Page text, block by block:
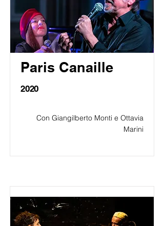
Paris Canaille
2020
Con Giangilberto Monti e Ottavia
Marini